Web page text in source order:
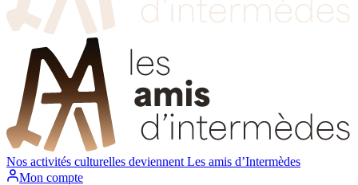
Nos activités culturelles deviennent Les amis d’Intermèdes
Mon compte